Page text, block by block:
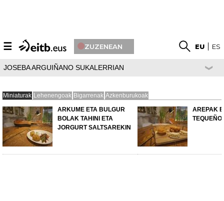
☰ ZUZENEAN EU ES
JOSEBA ARGUIÑANO SUKALERRIAN
Miniaturak Lehenengoak Bigarrenak Azkenburukoak
ARKUME ETA BULGUR
BOLAK TAHINI ETA
JORGURT SALTSAREKIN
AREPAK